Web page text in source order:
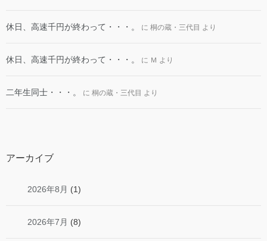
休日、高速千円が終わって・・・。 に 桐の蔵・三代目 より
休日、高速千円が終わって・・・。 に Ｍ より
二年生同士・・・。 に 桐の蔵・三代目 より
アーカイブ
2026年8月 (1)
2026年7月 (8)